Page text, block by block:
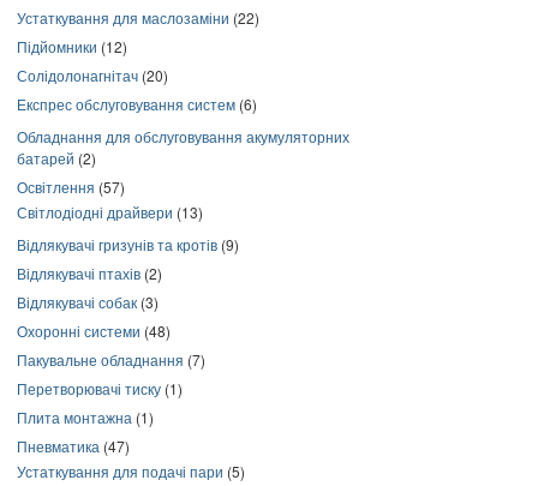
Устаткування для маслозаміни (22)
Підйомники (12)
Солідолонагнітач (20)
Експрес обслуговування систем (6)
Обладнання для обслуговування акумуляторних
батарей (2)
Освітлення (57)
Світлодіодні драйвери (13)
Відлякувачі гризунів та кротів (9)
Відлякувачі птахів (2)
Відлякувачі собак (3)
Охоронні системи (48)
Пакувальне обладнання (7)
Перетворювачі тиску (1)
Плита монтажна (1)
Пневматика (47)
Устаткування для подачі пари (5)